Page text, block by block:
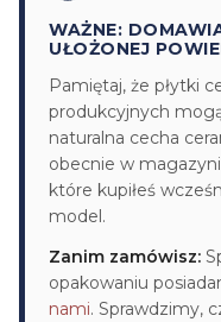
WAŻNE:
UŁOŻONEJ
Pamiętaj, że płytki
produkcyjnych
naturalna cecha
obecnie w
które kupiłeś
model.
Zanim zamówisz:
opakowaniu
nami. Sprawdzimy,